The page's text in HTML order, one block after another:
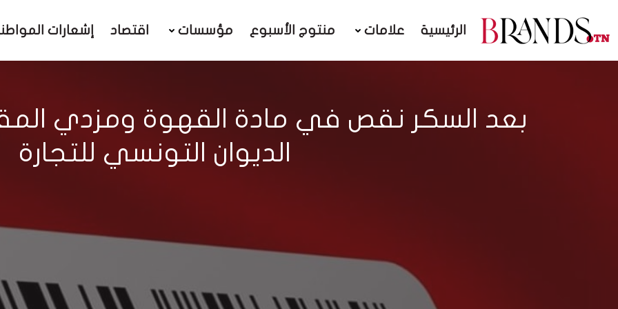
الرئيسية علامات منتوج الأسبوع مؤسسات اقتصاد إشعارات
بعد السكر نقص في مادة القهوة ومزدي
الديوان التونسي للتجارة